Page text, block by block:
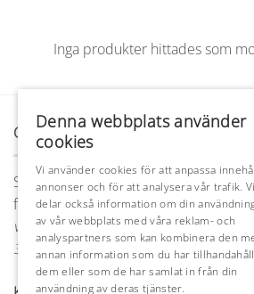
Inga produkter hittades som
OM OSS
Sedan 1986 är Rojo hela Sveriges
fritidsprodukter.Vi lever vidare
vidare. Sortimentet hos Rojo är
35 år.
Denna webbplats använder
cookies
Vi använder cookies för att anpassa
annonser och för att analysera vår trafik. Vi
delar också information om din
av vår webbplats med våra reklam- och
analyspartners som kan kombinera den
annan information som du har
dem eller som de har samlat in från din
användning av deras tjänster.